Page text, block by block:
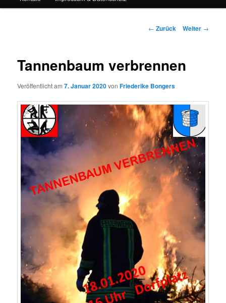
Beitrags-
← Zurück Weiter →
Tannenbaum verbrennen
Veröffentlicht am7. Januar 2020vonFriederike Bongers